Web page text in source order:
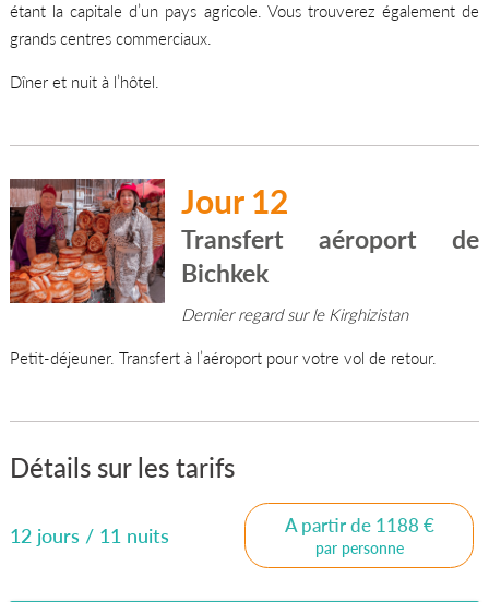
étant la capitale d’un pays agricole. Vous trouverez également de
grands centres commerciaux.
Dîner et nuit à l’hôtel.
Jour 12
Transfert aéroport de
Bichkek
Dernier regard sur le Kirghizistan
Petit-déjeuner. Transfert à l’aéroport pour votre vol de retour.
Détails sur les tarifs
12 jours / 11 nuits A partir de 1188 €
par personne